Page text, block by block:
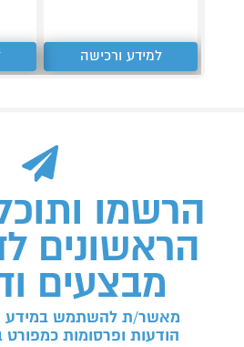
למידע ורכישה
הרשמו
הראשונים
מבצעים
מאשר/ת להשתמש במידע
הודעות ופרסומות